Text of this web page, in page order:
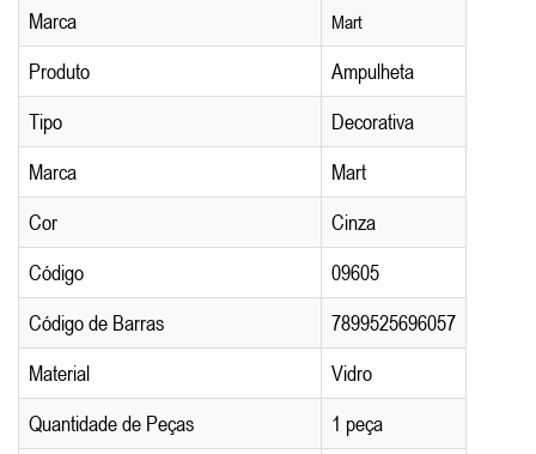
Marca Mart
Produto
Ampulheta
Tipo
Decorativa
Marca
Mart
Cor
Cinza
Código
09605
Código de Barras
7899525696057
Material
Vidro
Quantidade de Peças
1 peça